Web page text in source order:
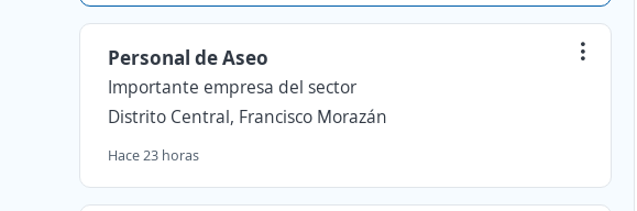
Personal de Aseo
Importante empresa del sector
Distrito Central, Francisco Morazán
Hace 23 horas